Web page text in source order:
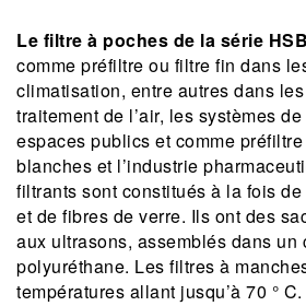
Le filtre à poches de la série
comme préfiltre ou filtre fin dans
climatisation, entre autres dans
traitement de l’air, les systèmes
espaces publics et comme
blanches et l’industrie
filtrants sont constitués à la fois
et de fibres de verre. Ils ont des
aux ultrasons, assemblés dans un
polyuréthane. Les filtres à
températures allant jusqu’à 70 ° C.